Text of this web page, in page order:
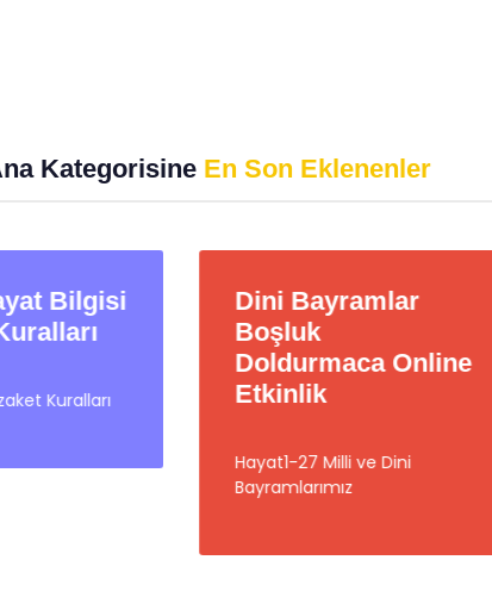
Kategorisine En Son Eklenenler
ve Dini
1.Sınıf Kasım Ara
Tatil Tekrar Testi-6
1.Sınıf Kasım Ara Tatil Tekrar